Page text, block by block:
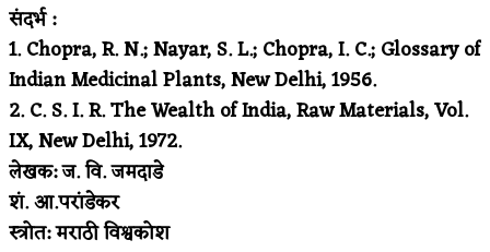
संदर्भ :
1. Chopra, R. N.; Nayar, S. L.; Chopra, I. C.; Glossary of
Indian Medicinal Plants, New Delhi, 1956.
2. C. S. I. R. The Wealth of India, Raw Materials, Vol.
IX, New Delhi, 1972.
लेखक: ज. वि. जमदाडे
शं. आ.परांडेकर
स्त्रोत: मराठी विश्वकोश